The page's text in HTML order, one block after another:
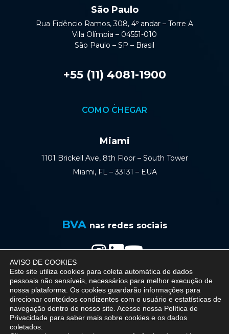
AVISO DE COOKIES
Este site utiliza cookies para coleta automática de dados
pessoais não sensíveis, necessários para melhor execução de
nossa plataforma. Os cookies guardarão informações para
direcionar conteúdos condizentes com o usuário e estatísticas de
navegação dentro do nosso site. Acesse nossa Política de
Privacidade para saber mais sobre cookies e os dados
coletados.
São Paulo
Rua Fidêncio Ramos, 308, 4º andar – Torre A
Vila Olímpia – 04551-010
São Paulo – SP – Brasil
+55 (11) 4081-1900
COMO CHEGAR
Miami
1101 Brickell Ave, 8th Floor – South Tower
Miami, FL – 33131 – EUA
BVA nas redes sociais
Política de Privacidade
© 2026 BVA - Barreto Veiga Advogados - All